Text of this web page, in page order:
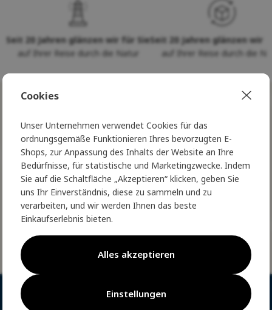
Seit 20 Jahren glänzen wir für Sie
auf Ihrer Reise durch die Natur
Seit 20 Jahren glänzen wir
auf Ihrer Reise durch die
ve Vaší schránce
Treten Sie dem Nordic Club bei und
erleben Sie wahren norwegischen Luxus
- exklusive Vorteile erwarten Sie
SENDEN
NORWEGISCHE MODE
Cookies
Unser Unternehmen verwendet Cookies für das
ordnungsgemäße Funktionieren Ihres bevorzugten E-
Shops, zur Anpassung des Inhalts der Website an Ihre
Bedürfnisse, für statistische und Marketingzwecke. Indem
Sie auf die Schaltfläche „Akzeptieren“ klicken, geben Sie
uns Ihr Einverständnis, diese zu sammeln und zu
verarbeiten, und wir werden Ihnen das beste
Einkaufserlebnis bieten.
Einstellungen
Alles akzeptieren